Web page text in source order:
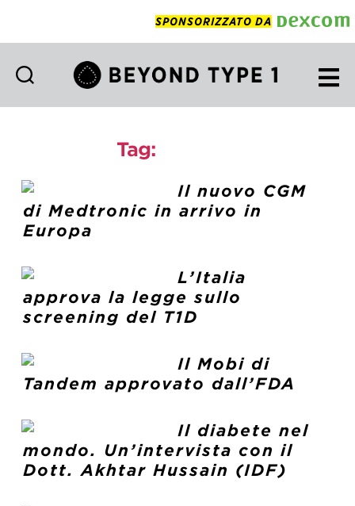
SPONSORIZZATO DA
Tag:
Il nuovo CGM
di Medtronic in arrivo in
Europa
L’Italia
approva la legge sullo
screening del T1D
Il Mobi di
Tandem approvato dall’FDA
Il diabete nel
mondo. Un’intervista con il
Dott. Akhtar Hussain (IDF)